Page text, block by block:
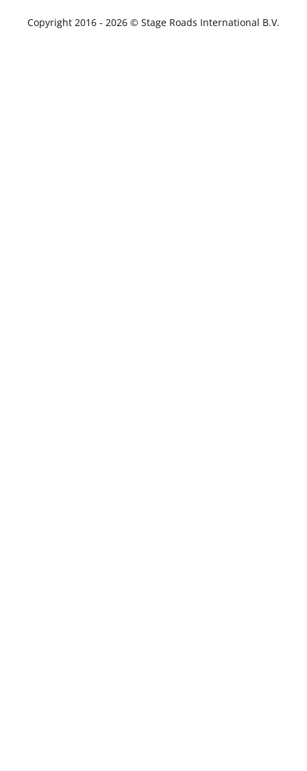
Copyright 2016 - 2026 © Stage Roads International B.V.